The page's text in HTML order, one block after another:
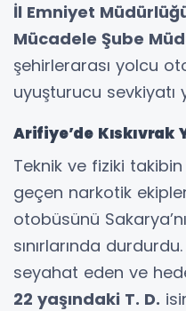
İl Emniyet
Mücadele Şube
şehirlerarası yolcu
uyuşturucu sevkiyatı
Arifiye’de Kıskıvrak
Teknik ve fiziki
geçen narkotik
otobüsünü
sınırlarında
seyahat eden ve
22 yaşındaki T. D.